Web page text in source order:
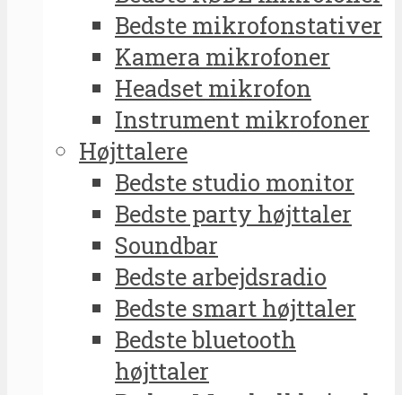
Bedste mikrofonstativer
Kamera mikrofoner
Headset mikrofon
Instrument mikrofoner
Højttalere
Bedste studio monitor
Bedste party højttaler
Soundbar
Bedste arbejdsradio
Bedste smart højttaler
Bedste bluetooth
højttaler